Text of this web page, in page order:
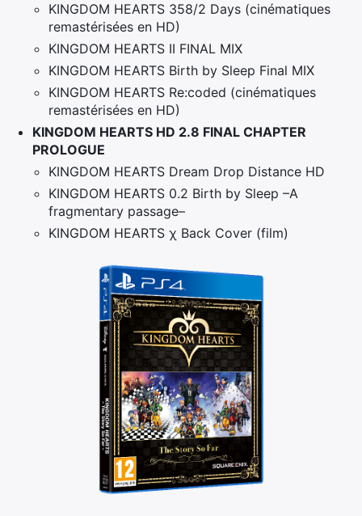
KINGDOM HEARTS 358/2 Days (cinématiques
remastérisées en HD)
KINGDOM HEARTS II FINAL MIX
KINGDOM HEARTS Birth by Sleep Final MIX
KINGDOM HEARTS Re:coded (cinématiques
remastérisées en HD)
KINGDOM HEARTS HD 2.8 FINAL CHAPTER
PROLOGUE
KINGDOM HEARTS Dream Drop Distance HD
KINGDOM HEARTS 0.2 Birth by Sleep –A
fragmentary passage–
KINGDOM HEARTS χ Back Cover (film)